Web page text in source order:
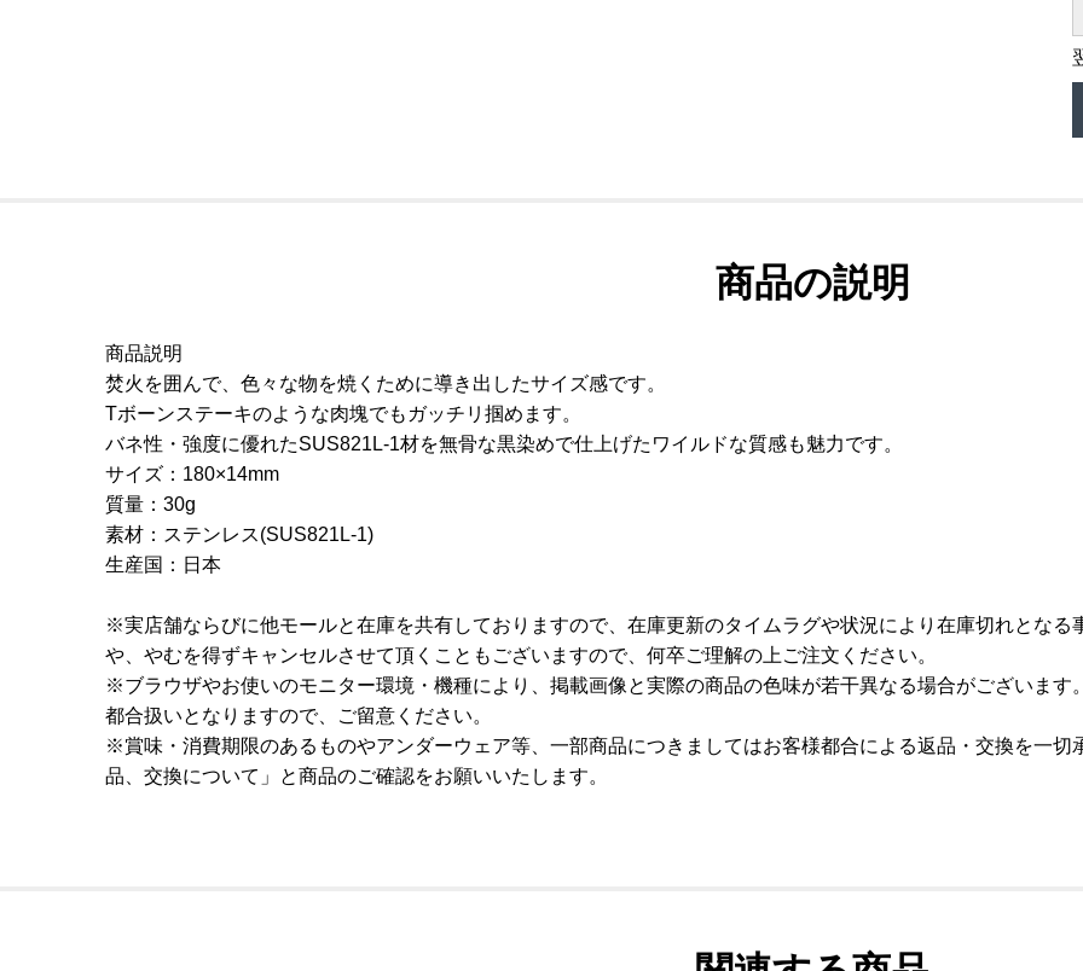
商品の説明
商品説明
焚火を囲んで、色々な物を焼くために導き出したサイズ感です。
Tボーンステーキのような肉塊でもガッチリ掴めます。
バネ性・強度に優れたSUS821L-1材を無骨な黒染めで仕上げたワイルドな質感も魅力です。
サイズ：180×14mm
質量：30g
素材：ステンレス(SUS821L-1)
生産国：日本
※実店舗ならびに他モールと在庫を共有しておりますので、在庫更新のタイムラグや状況により在庫切れとな
や、やむを得ずキャンセルさせて頂くこともございますので、何卒ご理解の上ご注文ください。
※ブラウザやお使いのモニター環境・機種により、掲載画像と実際の商品の色味が若干異なる場合がございま
都合扱いとなりますので、ご留意ください。
※賞味・消費期限のあるものやアンダーウェア等、一部商品につきましてはお客様都合による返品・交換を一
品、交換について」と商品のご確認をお願いいたします。